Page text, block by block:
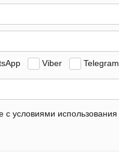
Viber Telegram
с условиями использования